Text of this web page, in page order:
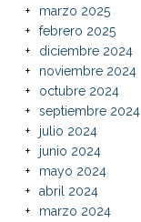
marzo 2025
febrero 2025
diciembre 2024
noviembre 2024
octubre 2024
septiembre 2024
julio 2024
junio 2024
mayo 2024
abril 2024
marzo 2024